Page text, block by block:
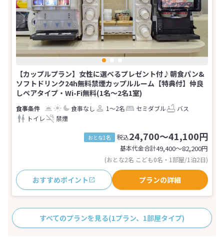
【カップルプラン】女性に選べるプレゼント付♪朝食パン&
ソフトドリンク24h無料禁煙カップルルーム【特典付】仲良
しペアタイプ・Wi-Fi無料(1名～2名1室)
食事なし 1～2名 セミダブル
バス
トイレ
禁煙
おとな1名 税込24,700～41,100円
基本代金合計49,400〜82,200円
(おとな2名 こども0名・1部屋/1泊2日)
おすすめポイント プランの詳細
すべてのプランを見る(1プラン、1部屋タイプ)